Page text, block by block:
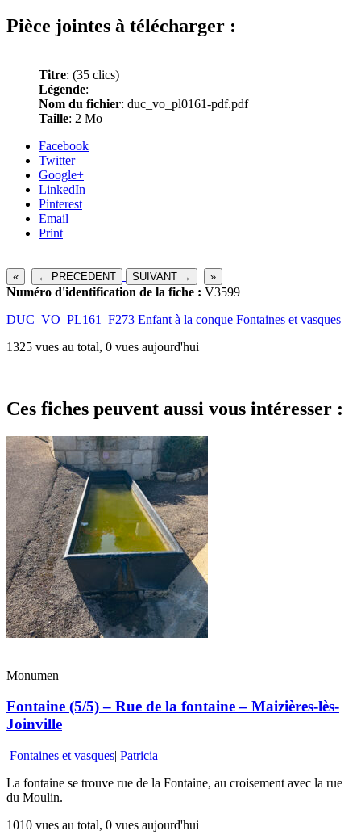
Pièce jointes à télécharger :
Titre: (35 clics)
Légende:
Nom du fichier: duc_vo_pl0161-pdf.pdf
Taille: 2 Mo
Facebook
Twitter
Google+
LinkedIn
Pinterest
Email
Print
« ← PRECEDENT SUIVANT → »
Numéro d'identification de la fiche : V3599
DUC_VO_PL161_F273 Enfant à la conque Fontaines et vasques
1325 vues au total, 0 vues aujourd'hui
Ces fiches peuvent aussi vous intéresser :
Monumen
Fontaine (5/5) – Rue de la fontaine – Maizières-lès-
Joinville
Fontaines et vasques| Patricia
La fontaine se trouve rue de la Fontaine, au croisement avec la rue
du Moulin.
1010 vues au total, 0 vues aujourd'hui